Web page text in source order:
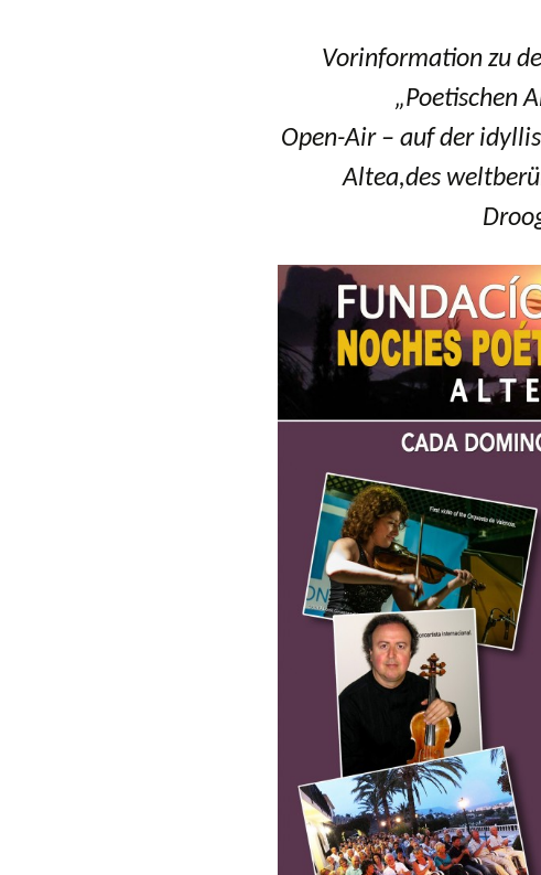
Vorinformation zu
Open-Air – auf der
Altea,des